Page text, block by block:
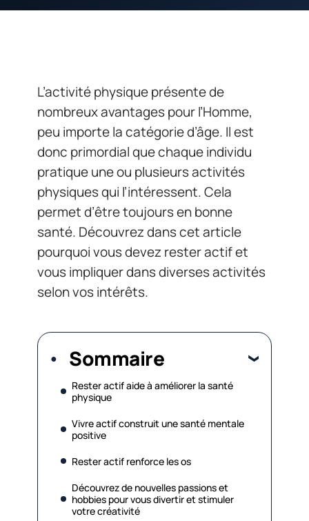
L’activité physique présente de
nombreux avantages pour l’Homme,
peu importe la catégorie d’âge. Il est
donc primordial que chaque individu
pratique une ou plusieurs activités
physiques qui l’intéressent. Cela
permet d’être toujours en bonne
santé. Découvrez dans cet article
pourquoi vous devez rester actif et
vous impliquer dans diverses activités
selon vos intérêts.
Sommaire
Rester actif aide à améliorer la santé
physique
Vivre actif construit une santé mentale
positive
Rester actif renforce les os
Découvrez de nouvelles passions et
hobbies pour vous divertir et stimuler
votre créativité